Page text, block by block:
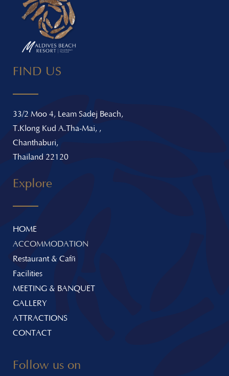
FIND US
33/2 Moo 4, Leam Sadej Beach,
T.Klong Kud A.Tha-Mai, ,
Chanthaburi,
Thailand 22120
Explore
HOME
ACCOMMODATION
Restaurant & Café
Facilities
MEETING & BANQUET
GALLERY
ATTRACTIONS
CONTACT
Follow us on